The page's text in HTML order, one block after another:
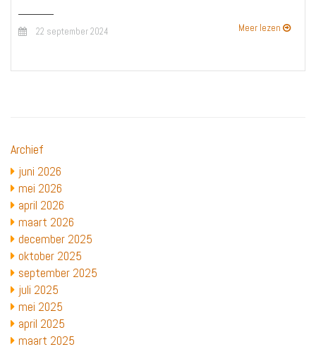
22 september 2024 Meer lezen
Archief
juni 2026
mei 2026
april 2026
maart 2026
december 2025
oktober 2025
september 2025
juli 2025
mei 2025
april 2025
maart 2025